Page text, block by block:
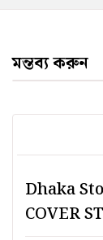
মন্তব্য করুন
Dhaka
COVER